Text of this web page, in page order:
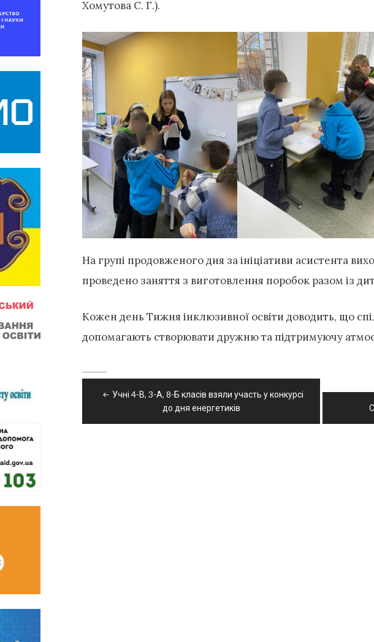
Хомутова С. Г.).
На групі продовженого дня за ініціативи асистента
проведено заняття з виготовлення поробок разом із
Кожен день Тижня інклюзивної освіти доводить, що
допомагають створювати дружню та підтримуючу
записівУчні 4-В, 3-А, 8-Б класів взяли участь у конкурсі
до дня енергетиків